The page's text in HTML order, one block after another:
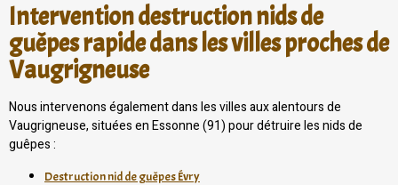
Intervention destruction nids de
guêpes rapide dans les villes proches de
Vaugrigneuse
Nous intervenons également dans les villes aux alentours de
Vaugrigneuse, situées en Essonne (91) pour détruire les nids de
guêpes :
Destruction nid de guêpes Évry